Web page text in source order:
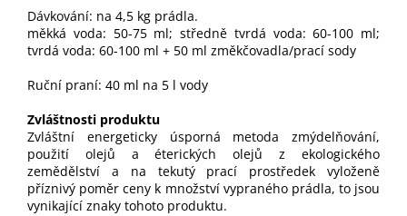
Dávkování: na 4,5 kg prádla.
měkká voda: 50-75 ml; středně tvrdá voda: 60-100 ml;
tvrdá voda: 60-100 ml + 50 ml změkčovadla/prací sody
Ruční praní: 40 ml na 5 l vody
Zvláštnosti produktu
Zvláštní energeticky úsporná metoda zmýdelňování,
použití olejů a éterických olejů z ekologického
zemědělství a na tekutý prací prostředek vyloženě
příznivý poměr ceny k množství vypraného prádla, to jsou
vynikající znaky tohoto produktu.